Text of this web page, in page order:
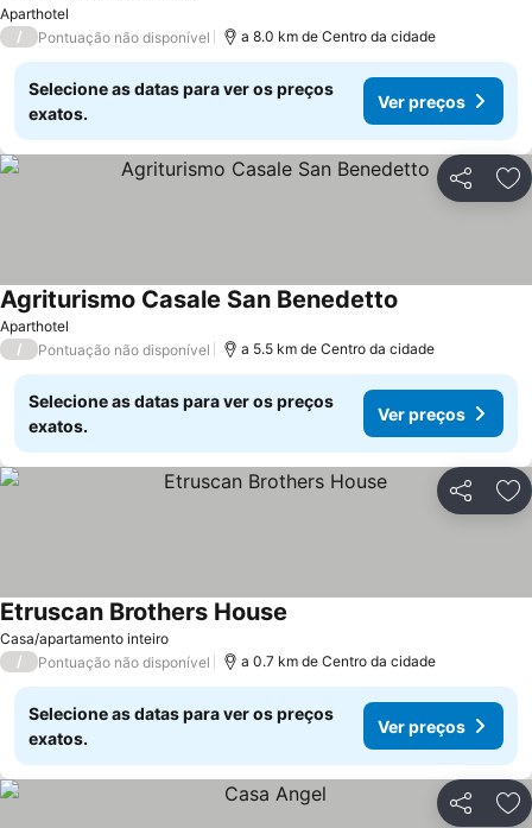
Aparthotel
/ Pontuação não disponível a 8.0 km de Centro da cidade
Selecione as datas para ver os preços
exatos.
Ver preços
Partilhar
Aparthotel
Agriturismo Casale San Benedetto
/ Pontuação não disponível a 5.5 km de Centro da cidade
Selecione as datas para ver os preços
exatos.
Ver preços
Partilhar
Casa/apartamento inteiro
Etruscan Brothers House
/ Pontuação não disponível a 0.7 km de Centro da cidade
Selecione as datas para ver os preços
exatos.
Ver preços
Partilhar